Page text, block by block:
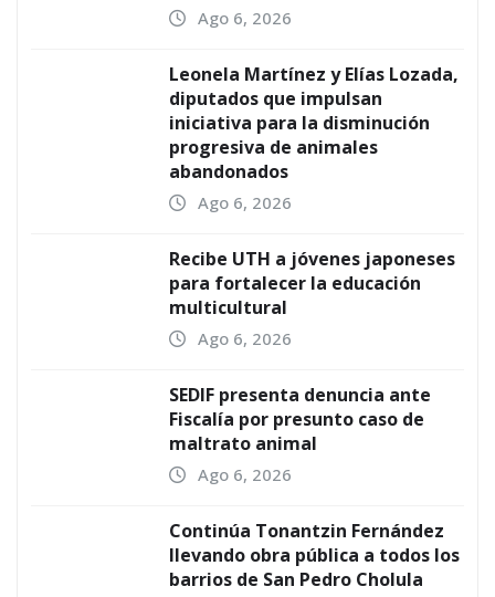
Ago 6, 2026
Leonela Martínez y Elías Lozada,
diputados que impulsan
iniciativa para la disminución
progresiva de animales
abandonados
Ago 6, 2026
Recibe UTH a jóvenes japoneses
para fortalecer la educación
multicultural
Ago 6, 2026
SEDIF presenta denuncia ante
Fiscalía por presunto caso de
maltrato animal
Ago 6, 2026
Continúa Tonantzin Fernández
llevando obra pública a todos los
barrios de San Pedro Cholula